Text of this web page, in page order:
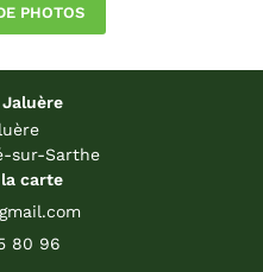
PHOTOS
Jaluère
sur-Sarthe
carte
80 96